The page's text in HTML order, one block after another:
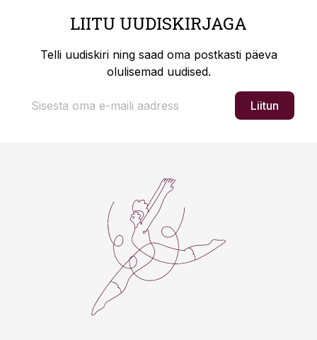
LIITU UUDISKIRJAGA
Telli uudiskiri ning saad oma postkasti päeva
olulisemad uudised.
Liitun